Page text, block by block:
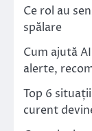
Ce rol au
spălare
Cum ajută
alerte,
Top 6
curent